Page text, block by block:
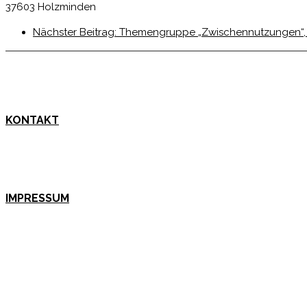
37603 Holzminden
Nächster Beitrag: Themengruppe
KONTAKT
IMPRESSUM